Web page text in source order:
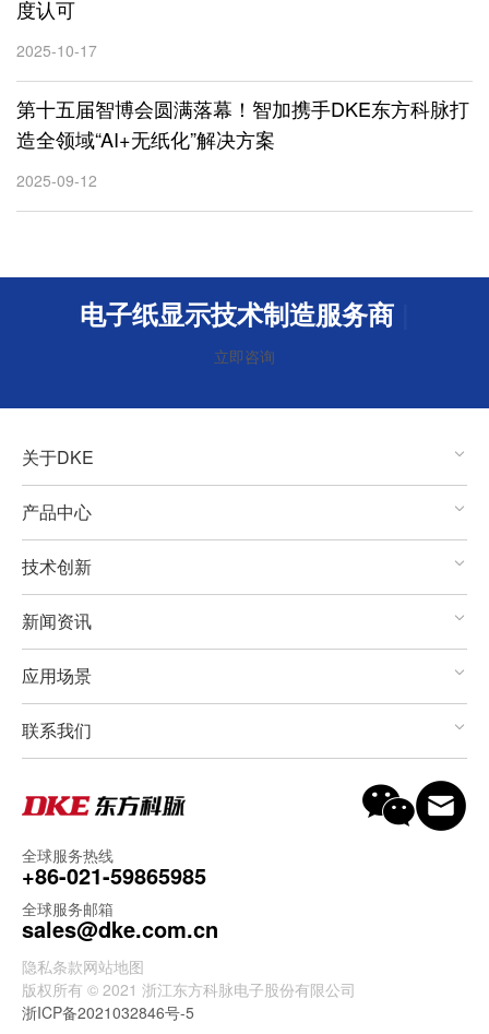
度认可
2025-10-17
第十五届智博会圆满落幕！智加携手DKE东方科脉打
造全领域“AI+无纸化”解决方案
2025-09-12
电子纸显示技术制造服务商
立即咨询
关于DKE
产品中心
技术创新
新闻资讯
应用场景
联系我们
全球服务热线
+86-021-59865985
全球服务邮箱
sales@dke.com.cn
隐私条款网站地图
版权所有 © 2021 浙江东方科脉电子股份有限公司
浙ICP备2021032846号-5